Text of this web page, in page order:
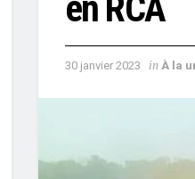
30 janvier 2023 in À la